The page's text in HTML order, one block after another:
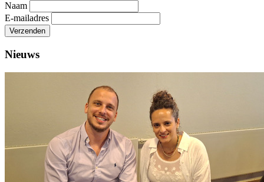
Naam
E-mailadres
Verzenden
Nieuws